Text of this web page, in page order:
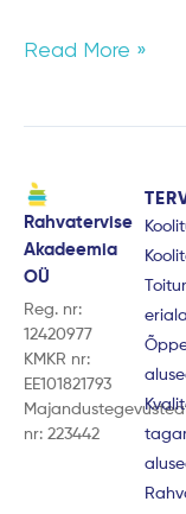
Read More »
Rahvatervise
Akadeemia
OÜ
Reg. nr:
12420977
KMKR nr:
EE101821793
nr: 223442